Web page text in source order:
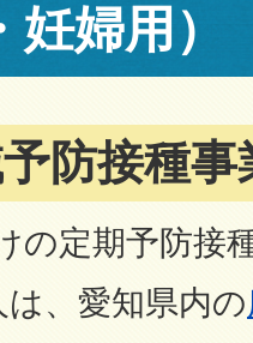
妊婦用）
防接種
の定期予防接
、愛知県内の